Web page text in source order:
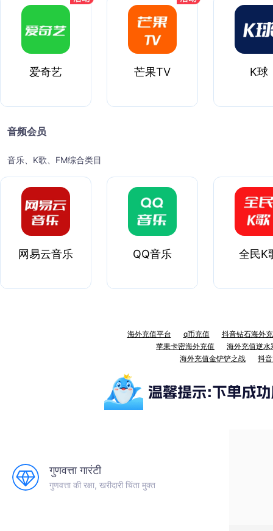
爱奇艺 芒果TV K球
音频会员
音乐、K歌、FM综合类目
网易云音乐 QQ音乐 全民K
海外充值平台 q币充值
抖音钻石海外
苹果卡密海外充值
海外充值逆水
海外充值金铲铲之战
抖
गुणवत्ता गारंटी
गुणवत्ता की रक्षा, खरीदारी चिंता मुक्त